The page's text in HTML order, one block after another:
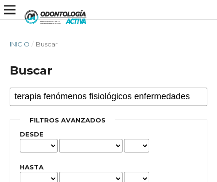
INICIO / Buscar
Buscar
FILTROS AVANZADOS
DESDE
HASTA